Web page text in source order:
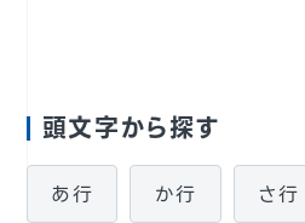
太陽光パネル設置検討
頭文字から探す
あ行 か行 さ行